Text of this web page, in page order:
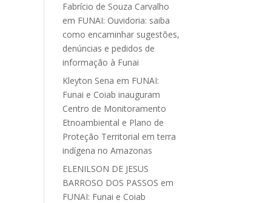
Fabrício de Souza Carvalho
em FUNAI: Ouvidoria: saiba
como encaminhar sugestões,
denúncias e pedidos de
informação à Funai
Kleyton Sena em FUNAI:
Funai e Coiab inauguram
Centro de Monitoramento
Etnoambiental e Plano de
Proteção Territorial em terra
indígena no Amazonas
ELENILSON DE JESUS
BARROSO DOS PASSOS em
FUNAI: Funai e Coiab